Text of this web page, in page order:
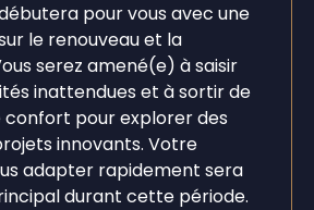
pour vous avec une
le renouveau et la
serez amené(e) à saisir
inattendues et à sortir de
confort pour explorer des
innovants. Votre
adapter rapidement sera
durant cette période.